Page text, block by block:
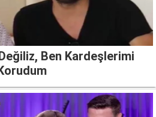
Ben Kardeşlerimi